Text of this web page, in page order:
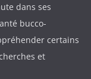
dans ses
bucco-
certains
et